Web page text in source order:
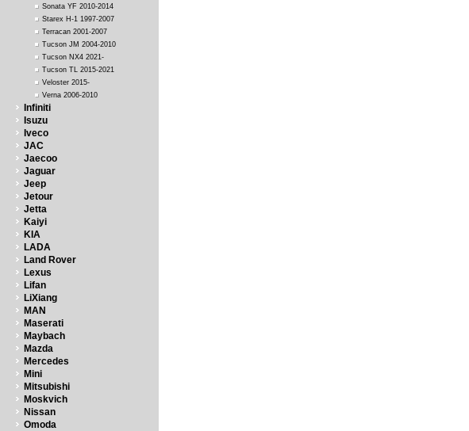
Sonata YF 2010-2014
Starex H-1 1997-2007
Terracan 2001-2007
Tucson JM 2004-2010
Tucson NX4 2021-
Tucson TL 2015-2021
Veloster 2015-
Verna 2006-2010
Infiniti
Isuzu
Iveco
JAC
Jaecoo
Jaguar
Jeep
Jetour
Jetta
Kaiyi
KIA
LADA
Land Rover
Lexus
Lifan
LiXiang
MAN
Maserati
Maybach
Mazda
Mercedes
Mini
Mitsubishi
Moskvich
Nissan
Omoda